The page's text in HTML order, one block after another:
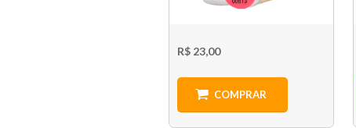
R$ 23,00
COMPRAR